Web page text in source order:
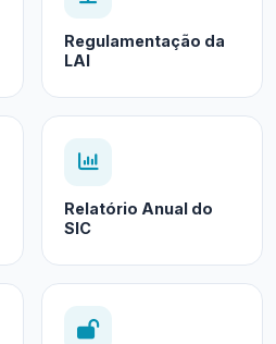
Regulamentação da
LAI
Relatório Anual do
SIC